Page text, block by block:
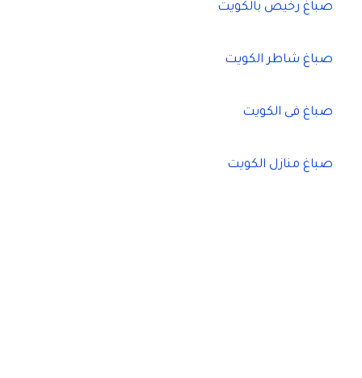
صباغ رخيص بالكويت
صباغ شاطر الكويت
صباغ فى الكويت
صباغ منازل الكويت